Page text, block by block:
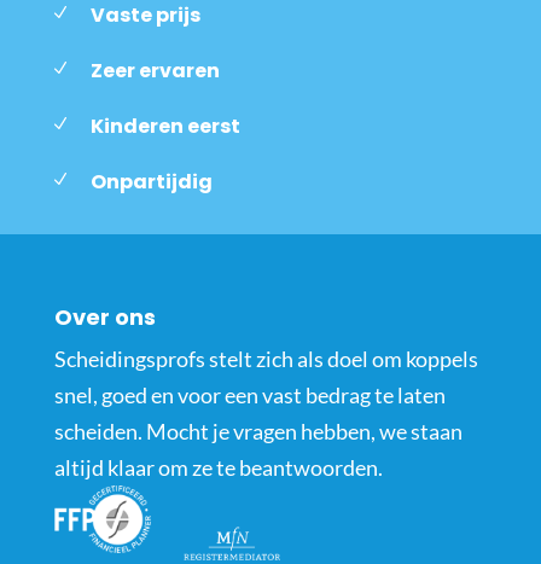
Vaste prijs
Zeer ervaren
Kinderen eerst
Onpartijdig
Over ons
Scheidingsprofs stelt zich als doel om koppels
snel, goed en voor een vast bedrag te laten
scheiden. Mocht je vragen hebben, we staan
altijd klaar om ze te beantwoorden.